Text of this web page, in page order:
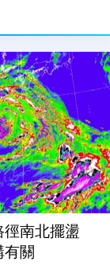
徑南北擺盪
有關